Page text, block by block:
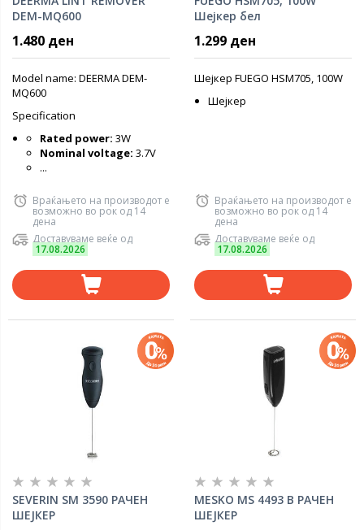
DEM-MQ600
1.480 ден
Model name: DEERMA DEM-
MQ600
Specification
Rated power: 3W
Nominal voltage: 3.7V
...
Враќањето на производот е
возможно во рок од 14
дена
Доставуваме веќе од
17.08.2026
Шејкер бел
1.299 ден
Шејкер FUEGO HSM705, 100W
Шејкер
Враќањето на производот е
возможно во рок од 14
дена
Доставуваме веќе од
17.08.2026
SEVERIN SM 3590 РАЧЕН
ШЕЈКЕР
MESKO MS 4493 B РАЧЕН
ШЕЈКЕР